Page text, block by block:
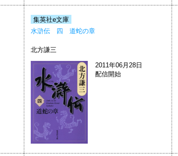
集英社e文庫
水滸伝 四 道蛇の章
北方謙三
2011年06月28日
配信開始